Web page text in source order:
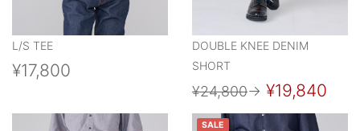
L/S TEE
¥17,800
DOUBLE KNEE DENIM
SHORT
¥24,800→ ¥19,840
SALE